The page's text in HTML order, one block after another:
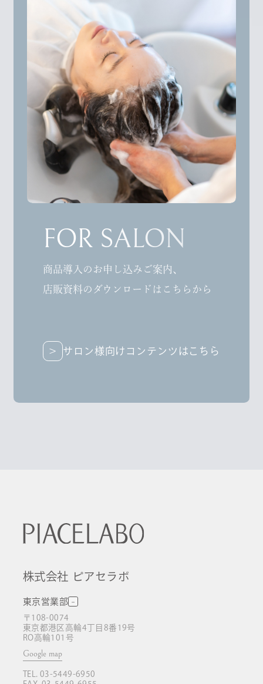
FOR SALON
商品導入のお申し込みご案内、
店販資料のダウンロードはこちらから
サロン様向けコンテンツはこちら
株式会社 ピアセラボ
東京営業部
〒108-0074
東京都港区高輪4丁目8番19号
RO高輪101号
Google map
TEL. 03-5449-6950